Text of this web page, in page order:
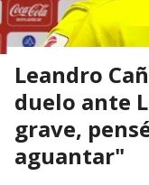
Leandro
duelo ante
grave,
aguantar"